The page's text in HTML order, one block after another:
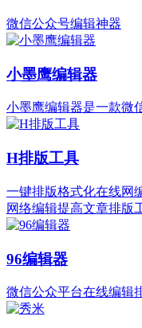
微信公众号编辑神器
小墨鹰编辑器
小墨鹰编辑器是一款微
H排版工具
一键排版格式化在线网
网络编辑提高文章排版
96编辑器
微信公众平台在线编辑